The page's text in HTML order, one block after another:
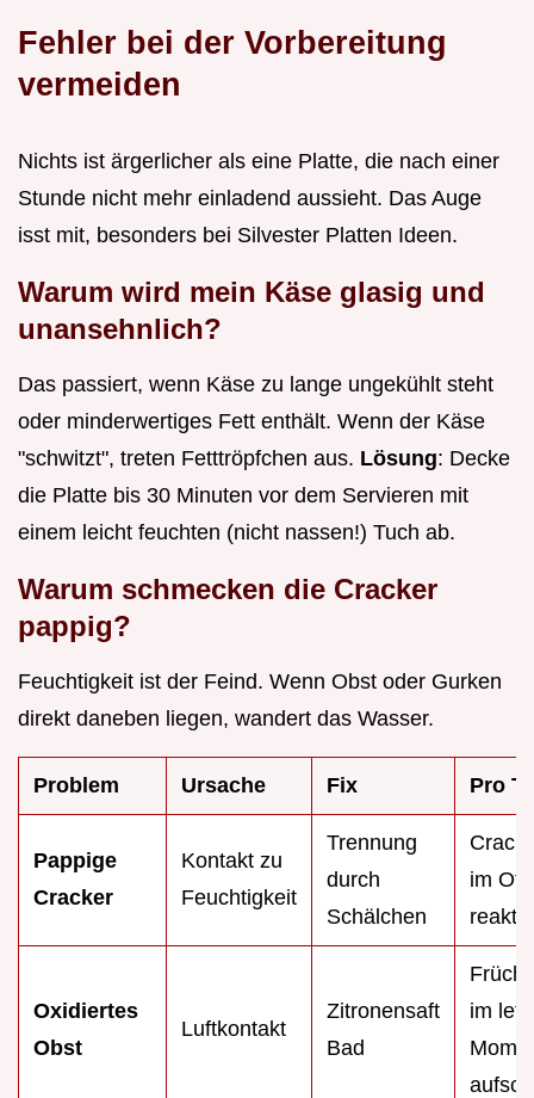
Fehler bei der Vorbereitung
vermeiden
Nichts ist ärgerlicher als eine Platte, die nach einer
Stunde nicht mehr einladend aussieht. Das Auge
isst mit, besonders bei Silvester Platten Ideen.
Warum wird mein Käse glasig und
unansehnlich?
Das passiert, wenn Käse zu lange ungekühlt steht
oder minderwertiges Fett enthält. Wenn der Käse
"schwitzt", treten Fetttröpfchen aus. Lösung: Decke
die Platte bis 30 Minuten vor dem Servieren mit
einem leicht feuchten (nicht nassen!) Tuch ab.
Warum schmecken die Cracker
pappig?
Feuchtigkeit ist der Feind. Wenn Obst oder Gurken
direkt daneben liegen, wandert das Wasser.
Problem Ursache Fix Pro
Pappige
Cracker
Kontakt zu
Feuchtigkeit
Trennung
durch
Schälchen
im
Oxidiertes
Obst
Luftkontakt
Zitronensaft
Bad
im